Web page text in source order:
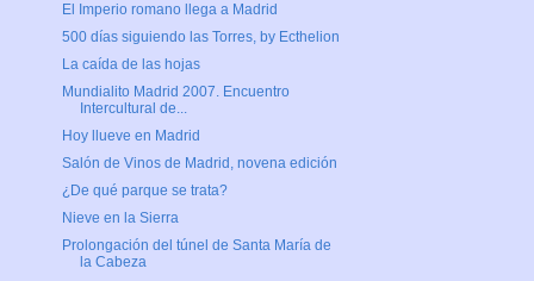
El Imperio romano llega a Madrid
500 días siguiendo las Torres, by Ecthelion
La caída de las hojas
Mundialito Madrid 2007. Encuentro
Intercultural de...
Hoy llueve en Madrid
Salón de Vinos de Madrid, novena edición
¿De qué parque se trata?
Nieve en la Sierra
Prolongación del túnel de Santa María de
la Cabeza